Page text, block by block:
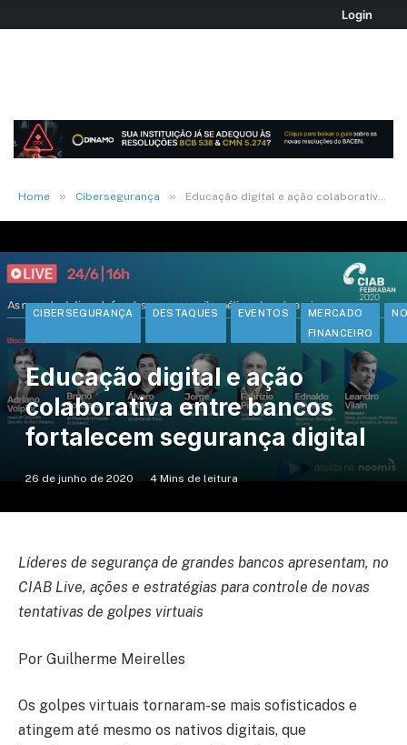
Login
Home » Cibersegurança » Educação digital e ação colaborativa entre bancos fortalecem segurança digital
CIBERSEGURANÇA DESTAQUES EVENTOS
MERCADO
FINANCEIRO
Educação digital e ação
colaborativa entre bancos
fortalecem segurança digital
26 de junho de 2020 4 Mins de leitura
Líderes de segurança de grandes bancos apresentam, no
CIAB Live, ações e estratégias para controle de novas
tentativas de golpes virtuais
Por Guilherme Meirelles
Os golpes virtuais tornaram-se mais sofisticados e
atingem até mesmo os nativos digitais, que